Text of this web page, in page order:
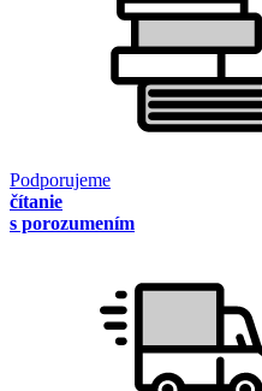
Podporujeme
čítanie
s porozumením